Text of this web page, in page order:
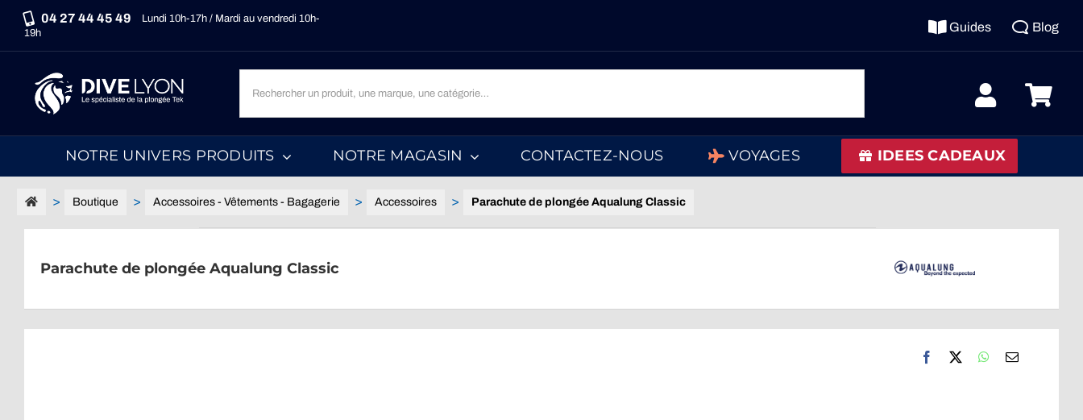
Passer
04 27 44 45 49
Lundi 10h-17h / Mardi au vendredi 10h-
19h
Guides Blog
un
produit,
une
marque,
une
NOTRE UNIVERS PRODUITS NOTRE MAGASIN CONTACTEZ-NOUS VOYAGES IDEES CADEAUX
Boutique Accessoires - Vêtements - Bagagerie Accessoires Parachute de plongée Aqualung Classic
Parachute de plongée Aqualung Classic